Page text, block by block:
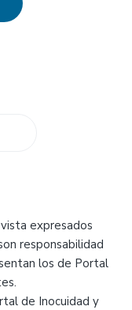
expresados
responsabilidad
los de Portal
de Inocuidad y